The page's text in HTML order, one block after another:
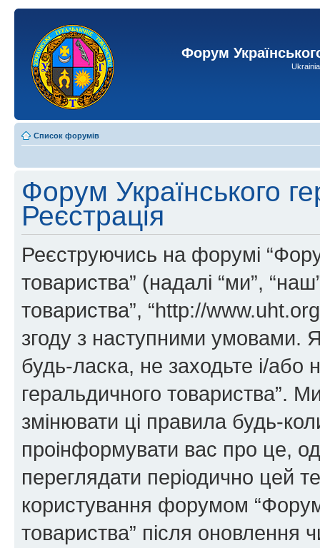
Форум
Список форумів
Форум Українського
Реєстрація
Реєструючись на форумі
товариства” (надалі “ми”,
товариства”, “http://
згоду з наступними умовами.
будь-ласка, не заходьте і/або
геральдичного товариства”.
змінювати ці правила будь-
проінформувати вас про це,
переглядати періодично цей
користування форумом
товариства” після оновлення